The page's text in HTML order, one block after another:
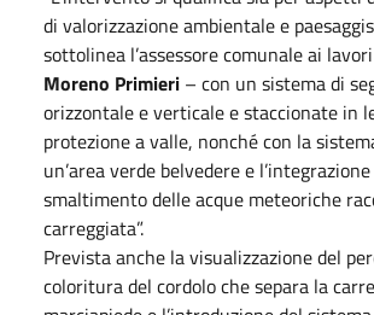
di valorizzazione ambientale e
sottolinea l’assessore comunale ai
Moreno Primieri – con un sistema di
orizzontale e verticale e staccionate in
protezione a valle, nonché con la
un’area verde belvedere e
smaltimento delle acque meteoriche
carreggiata”.
Prevista anche la visualizzazione del
coloritura del cordolo che separa la